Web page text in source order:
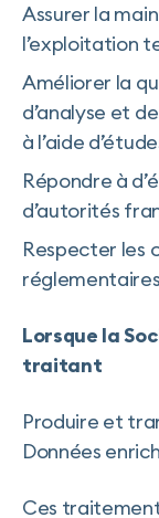
Assurer la
l’exploitation
Améliorer la
d’analyse et
à l’aide
Répondre à
d’autorités
Respecter les
Lorsque la
traitant
Produire et
Données
Ces